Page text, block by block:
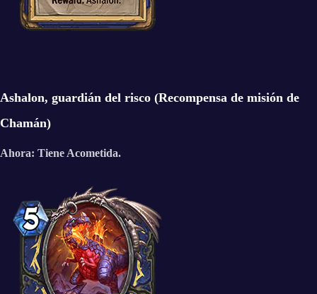
Ashalon, guardián del risco (Recompensa de misión de
Chamán)
Ahora: Tiene Acometida.